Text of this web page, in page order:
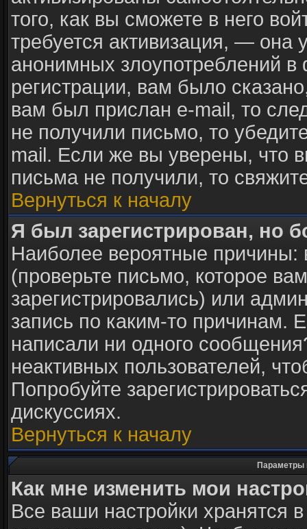
того, как вы сможете в него
требуется активизация, — она
анонимных злоупотреблений
регистрации, вам было
вам был прислан e-mail, то
не получили письмо, то
mail. Если же вы уверены, что
письма не получили, то
Вернуться к началу
Я был зарегистрирован, но
Наиболее вероятные
(проверьте письмо, которое
зарегистрировались) или
запись по каким-то причинам.
написали ни одного
неактивных пользователей,
Попробуйте
дискуссиях.
Вернуться к началу
Параметры
Как мне изменить мои
Все ваши настройки хранятся